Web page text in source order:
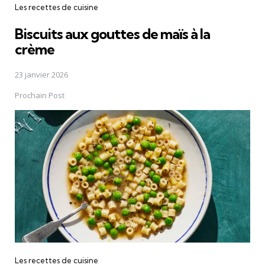
Les recettes de cuisine
Biscuits aux gouttes de maïs à la
crème
23 janvier 2026
Prochain Post
Les recettes de cuisine